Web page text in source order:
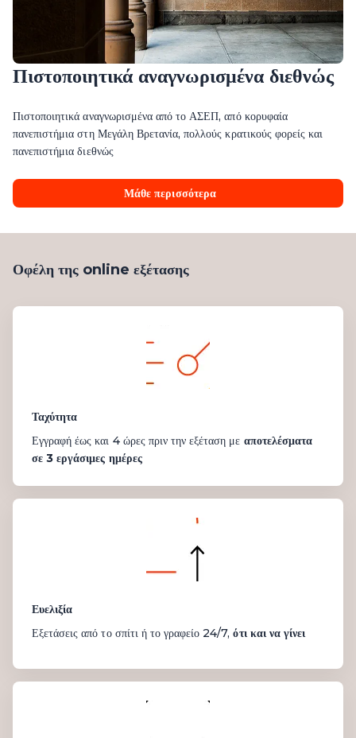
Πιστοποιητικά αναγνωρισμένα διεθνώς
Πιστοποιητικά αναγνωρισμένα από το ΑΣΕΠ, από κορυφαία
πανεπιστήμια στη Μεγάλη Βρετανία, πολλούς κρατικούς φορείς και
πανεπιστήμια διεθνώς
Μάθε περισσότερα
Οφέλη της online εξέτασης
Ταχύτητα
Εγγραφή έως και 4 ώρες πριν την εξέταση με αποτελέσματα
σε 3 εργάσιμες ημέρες
Ευελιξία
Εξετάσεις από το σπίτι ή το γραφείο 24/7, ότι και να γίνει